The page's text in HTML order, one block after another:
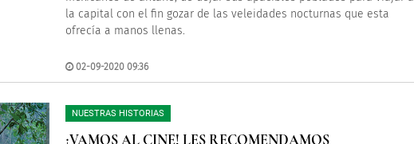
la capital con el fin gozar de las veleidades nocturnas que esta
ofrecía a manos llenas.
02-09-2020 09:36
NUESTRAS HISTORIAS
¡VAMOS AL CINE! LES RECOMENDAMOS